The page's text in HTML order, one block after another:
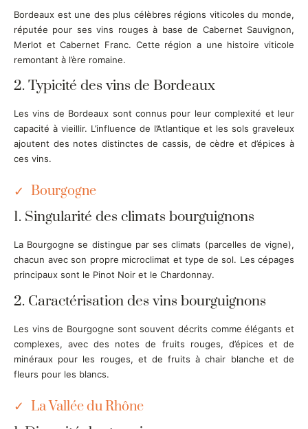
Bordeaux est une des plus célèbres régions viticoles du monde,
réputée pour ses vins rouges à base de Cabernet Sauvignon,
Merlot et Cabernet Franc. Cette région a une histoire viticole
remontant à l’ère romaine.
2. Typicité des vins de Bordeaux
Les vins de Bordeaux sont connus pour leur complexité et leur
capacité à vieillir. L’influence de l’Atlantique et les sols graveleux
ajoutent des notes distinctes de cassis, de cèdre et d’épices à
ces vins.
Bourgogne
1. Singularité des climats bourguignons
La Bourgogne se distingue par ses climats (parcelles de vigne),
chacun avec son propre microclimat et type de sol. Les cépages
principaux sont le Pinot Noir et le Chardonnay.
2. Caractérisation des vins bourguignons
Les vins de Bourgogne sont souvent décrits comme élégants et
complexes, avec des notes de fruits rouges, d’épices et de
minéraux pour les rouges, et de fruits à chair blanche et de
fleurs pour les blancs.
La Vallée du Rhône